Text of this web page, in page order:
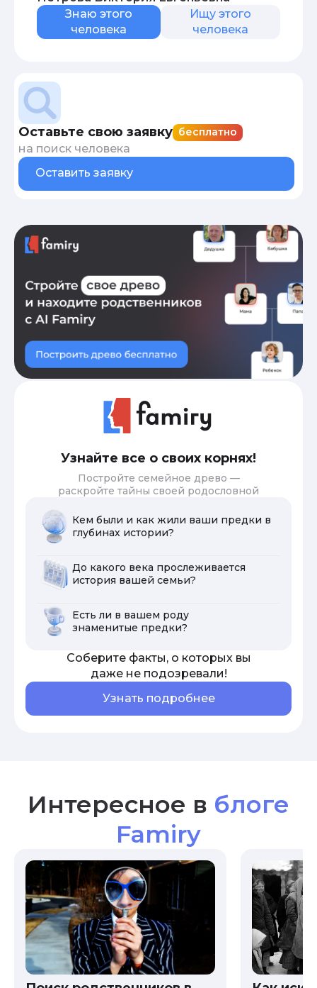
Знаю этого
человека
Ищу этого
человека
Оставьте свою заявку бесплатно
на поиск человека
Оставить заявку
Узнайте все о своих корнях!
Постройте семейное древо —
раскройте тайны своей родословной
Кем были и как жили ваши предки в
глубинах истории?
До какого века прослеживается
история вашей семьи?
Есть ли в вашем роду
знаменитые предки?
Соберите факты, о которых вы
даже не подозревали!
Узнать подробнее
Интересное в блоге
Famiry